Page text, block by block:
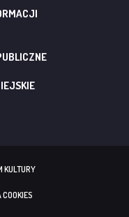
KULTURY